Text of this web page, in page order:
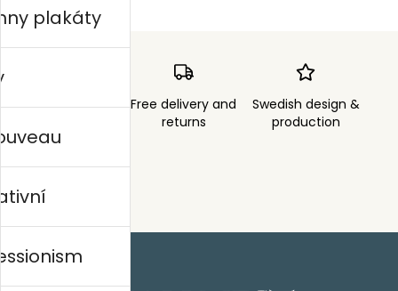
Order sent within Free delivery and
returns
Swedish design &
production
plakáty